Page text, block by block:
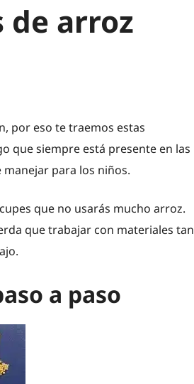
de arroz
por eso te traemos estas
que siempre está presente en las
manejar para los niños.
que no usarás mucho arroz.
que trabajar con materiales tan
a paso